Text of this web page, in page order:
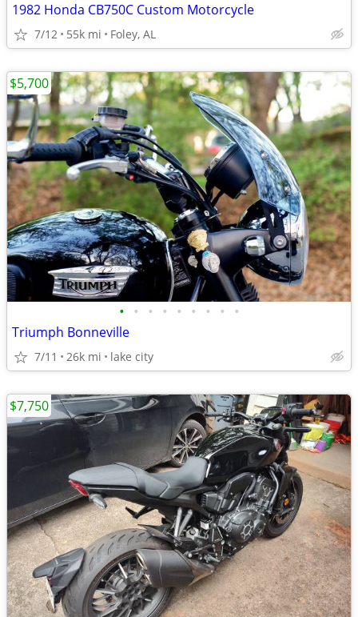
1982 Honda CB750C Custom Motorcycle
7/12 55k mi Foley, AL
• • • • • • • • •
Triumph Bonneville
7/11 26k mi lake city
$5,700
$7,750